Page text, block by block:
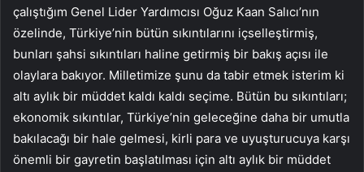
çalıştığım Genel Lider Yardımcısı Oğuz Kaan Salıcı’nın
özelinde, Türkiye’nin bütün sıkıntılarını içselleştirmiş,
bunları şahsi sıkıntıları haline getirmiş bir bakış açısı ile
olaylara bakıyor. Milletimize şunu da tabir etmek isterim ki
altı aylık bir müddet kaldı kaldı seçime. Bütün bu sıkıntıları;
ekonomik sıkıntılar, Türkiye’nin geleceğine daha bir umutla
bakılacağı bir hale gelmesi, kirli para ve uyuşturucuya karşı
önemli bir gayretin başlatılması için altı aylık bir müddet